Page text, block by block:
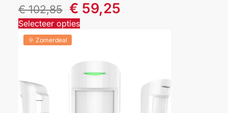
€102,85 € 59,25
Selecteer opties
🌞 Zomerdeal